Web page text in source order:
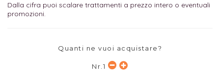
Dalla cifra puoi scalare trattamenti a prezzo intero o eventuali
promozioni.
Quanti ne vuoi acquistare?
Nr. 1